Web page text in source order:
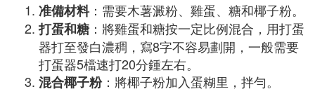
准備材料：需要木薯澱粉、雞蛋、糖和椰子粉。
打蛋和糖：將雞蛋和糖按一定比例混合，用打蛋
器打至發白濃稠，寫8字不容易劃開，一般需要
打蛋器5檔速打20分鍾左右。
混合椰子粉：將椰子粉加入蛋糊里，拌勻。